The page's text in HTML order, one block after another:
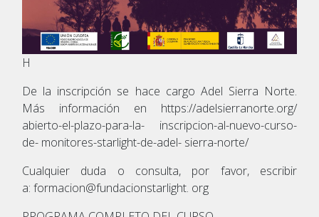
H
De la inscripción se hace cargo Adel Sierra Norte.
Más información en https://adelsierranorte.org/
abierto-el-plazo-para-la- inscripcion-al-nuevo-curso-
de- monitores-starlight-de-adel- sierra-norte/
Cualquier duda o consulta, por favor, escribir
a: formacion@fundacionstarlight. org